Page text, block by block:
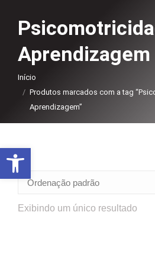
Aprendizagem
Você está aqui:
Início
Produtos marcados com a tag
Aprendizagem”
Exibindo um único resultado
Abrir a barra de